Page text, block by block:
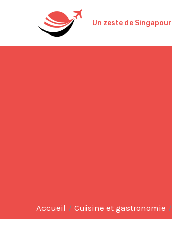
Un zeste de Singapour
Accueil Cuisine et gastronomie